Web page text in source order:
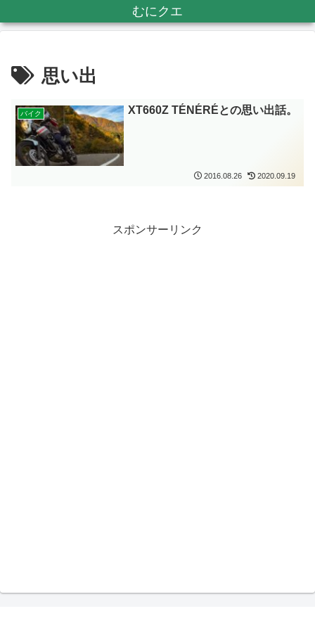
むにクエ
思い出
バイク XT660Z TÉNÉRÉとの思い出話。
2016.08.26 2020.09.19
スポンサーリンク